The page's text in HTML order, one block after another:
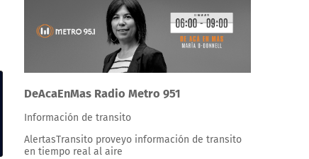
DeAcaEnMas Radio Metro 951
Información de transito
AlertasTransito proveyo información de transito
en tiempo real al aire